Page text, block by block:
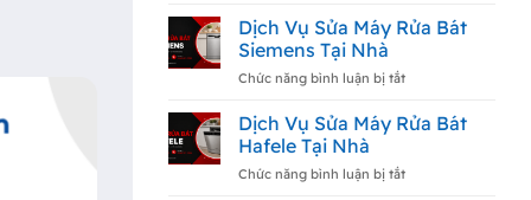
Vụ
Sửa
Rửa
Toshiba
Tại
Dịch Vụ Sửa Máy Rửa Bát
Siemens Tại Nhà
Chức năng bình luận bị tắtở
Vụ
Sửa
Rửa
Dịch Vụ Sửa Máy Rửa Bát
Hafele Tại Nhà
Chức năng bình luận bị tắtở